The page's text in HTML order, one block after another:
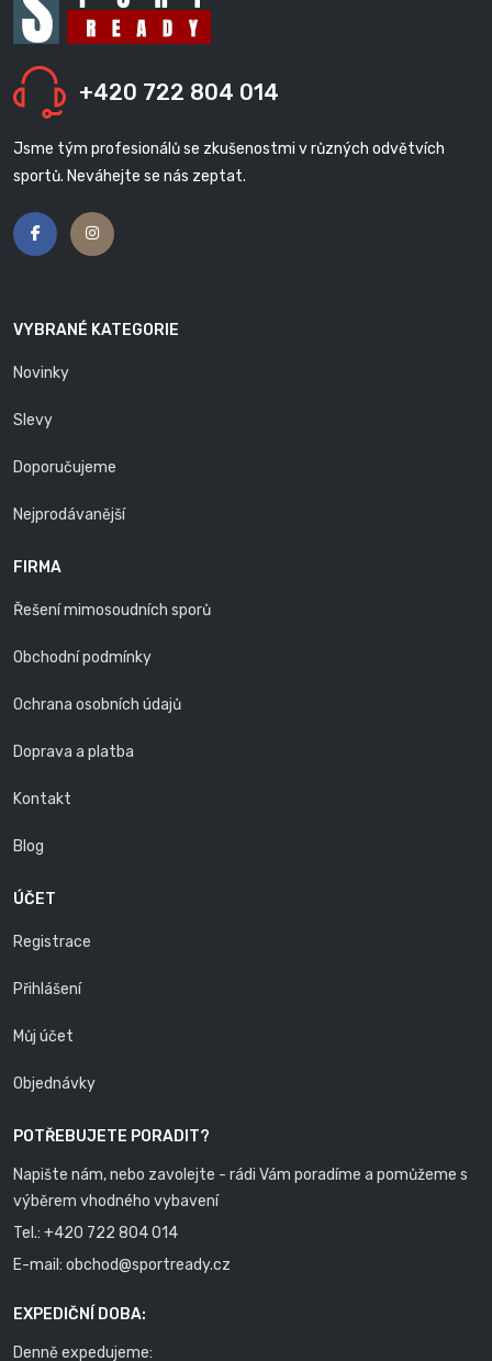
+420 722 804 014
Jsme tým profesionálů se zkušenostmi v různých odvětvích
sportů. Neváhejte se nás zeptat.
VYBRANÉ KATEGORIE
Novinky
Slevy
Doporučujeme
Nejprodávanější
FIRMA
Řešení mimosoudních sporů
Obchodní podmínky
Ochrana osobních údajů
Doprava a platba
Kontakt
Blog
ÚČET
Registrace
Přihlášení
Můj účet
Objednávky
POTŘEBUJETE PORADIT?
Napište nám, nebo zavolejte - rádi Vám poradíme a pomůžeme s
výběrem vhodného vybavení
Tel.: +420 722 804 014
E-mail: obchod@sportready.cz
EXPEDIČNÍ DOBA:
Denně expedujeme: